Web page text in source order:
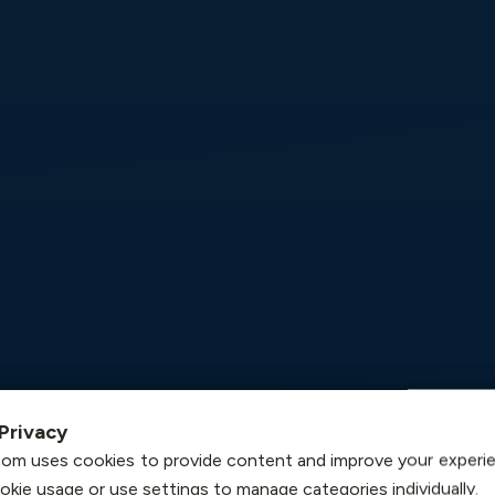
uses cookies to provide content and improve your
usage or use settings to manage categories individually.